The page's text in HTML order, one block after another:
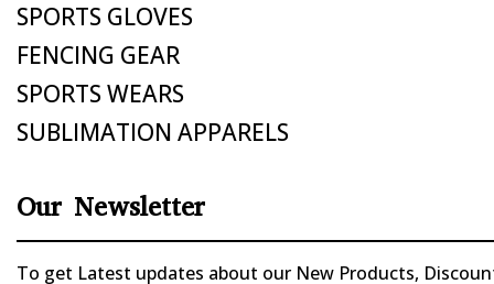
SPORTS GLOVES
FENCING GEAR
SPORTS WEARS
SUBLIMATION APPARELS
Our Newsletter
To get Latest updates about our New Products,